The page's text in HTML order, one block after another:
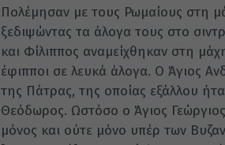
Πολέμησαν με τους Ρωμαίους στη
ξεδιψώντας τα άλογα τους στο
και Φίλιππος αναμείχθηκαν στη
έφιπποι σε λευκά άλογα. Ο Άγιος
της Πάτρας, της οποίας εξάλλου
Θεόδωρος. Ωστόσο ο Άγιος
μόνος και ούτε μόνο υπέρ των